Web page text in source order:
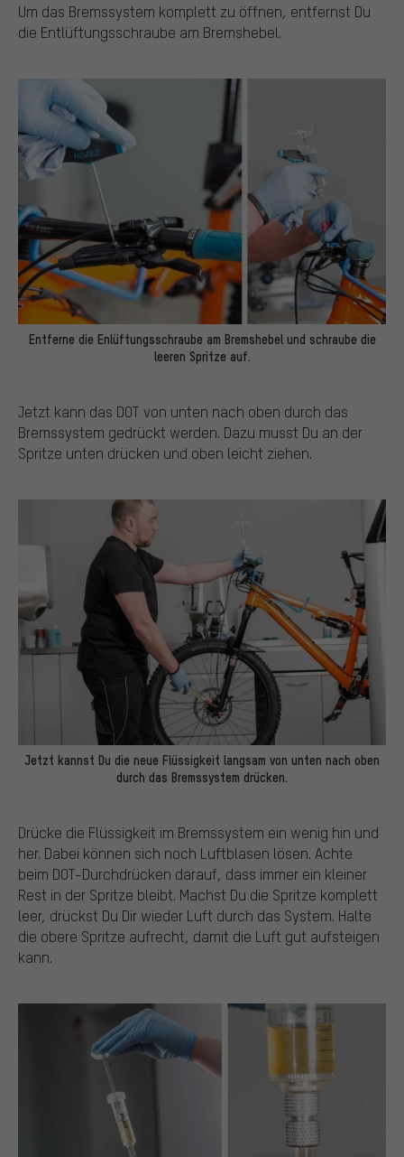
Um das Bremssystem komplett zu öffnen, entfernst Du
die Entlüftungsschraube am Bremshebel.
Entferne die Enlüftungsschraube am Bremshebel und schraube die
leeren Spritze auf.
Jetzt kann das DOT von unten nach oben durch das
Bremssystem gedrückt werden. Dazu musst Du an der
Spritze unten drücken und oben leicht ziehen.
Jetzt kannst Du die neue Flüssigkeit langsam von unten nach oben
durch das Bremssystem drücken.
Drücke die Flüssigkeit im Bremssystem ein wenig hin und
her. Dabei können sich noch Luftblasen lösen. Achte
beim DOT-Durchdrücken darauf, dass immer ein kleiner
Rest in der Spritze bleibt. Machst Du die Spritze komplett
leer, drückst Du Dir wieder Luft durch das System. Halte
die obere Spritze aufrecht, damit die Luft gut aufsteigen
kann.